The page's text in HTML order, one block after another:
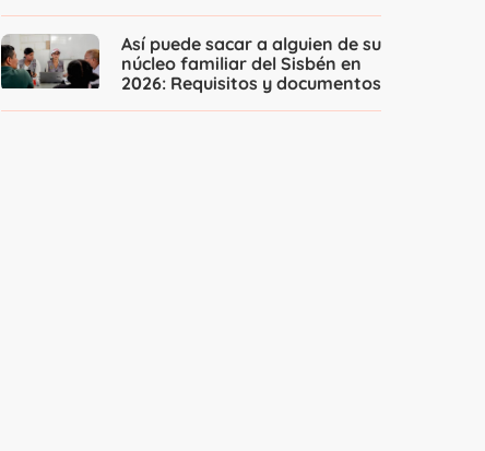
Así puede sacar a alguien de su
núcleo familiar del Sisbén en
2026: Requisitos y documentos